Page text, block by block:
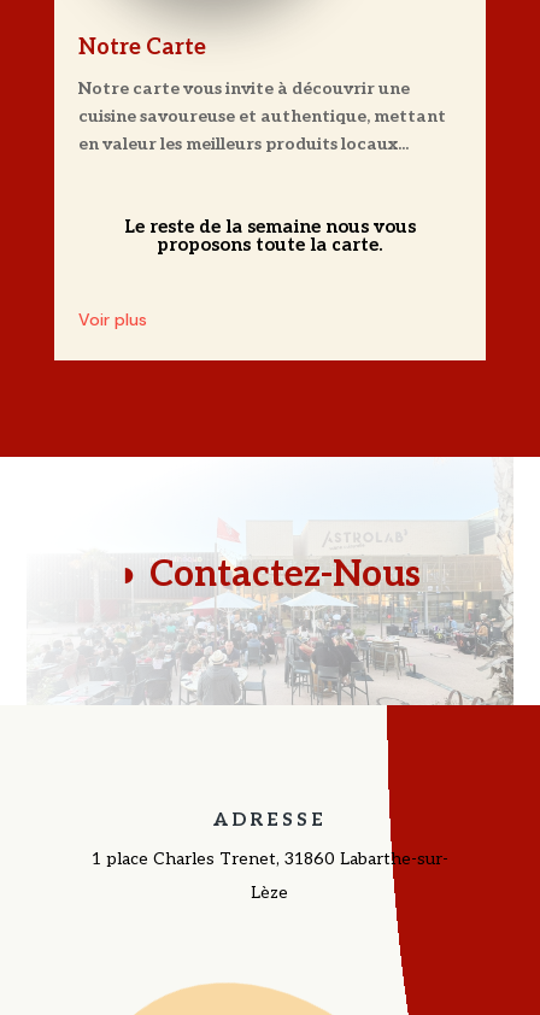
Notre Carte
Notre carte vous invite à découvrir une
cuisine savoureuse et authentique, mettant
en valeur les meilleurs produits locaux...
Le reste de la semaine nous vous
proposons toute la carte.
Voir plus
◗Contactez-Nous
ADRESSE
1 place Charles Trenet, 31860 Labarthe-sur-
Lèze